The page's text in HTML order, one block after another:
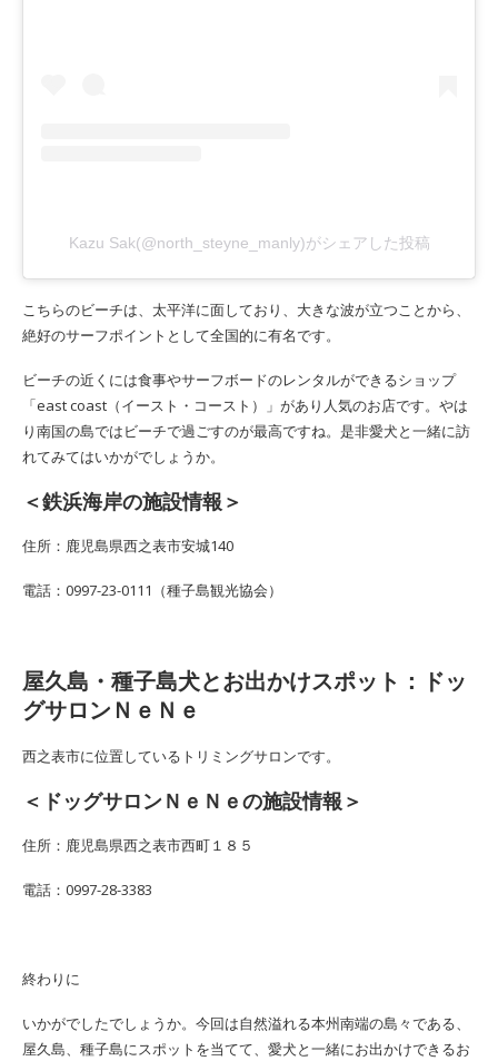
Kazu Sak(@north_steyne_manly)がシェアした投稿
こちらのビーチは、太平洋に面しており、大きな波が立つことから、
絶好のサーフポイントとして全国的に有名です。
ビーチの近くには食事やサーフボードのレンタルができるショップ
「east coast（イースト・コースト）」があり人気のお店です。やは
り南国の島ではビーチで過ごすのが最高ですね。是非愛犬と一緒に訪
れてみてはいかがでしょうか。
＜鉄浜海岸の施設情報＞
住所：鹿児島県西之表市安城140
電話：0997-23-0111（種子島観光協会）
屋久島・種子島犬とお出かけスポット：ドッ
グサロンＮｅＮｅ
西之表市に位置しているトリミングサロンです。
＜ドッグサロンＮｅＮｅの施設情報＞
住所：鹿児島県西之表市西町１８５
電話：0997-28-3383
終わりに
いかがでしたでしょうか。今回は自然溢れる本州南端の島々である、
屋久島、種子島にスポットを当てて、愛犬と一緒にお出かけできるお